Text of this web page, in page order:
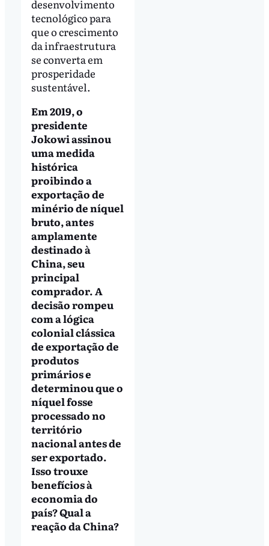
desenvolvimento
tecnológico para
que o crescimento
da infraestrutura
se converta em
prosperidade
sustentável.
Em 2019, o
presidente
Jokowi assinou
uma medida
histórica
proibindo a
exportação de
minério de níquel
bruto, antes
amplamente
destinado à
China, seu
principal
comprador. A
decisão rompeu
com a lógica
colonial clássica
de exportação de
produtos
primários e
determinou que o
níquel fosse
processado no
território
nacional antes de
ser exportado.
Isso trouxe
benefícios à
economia do
país? Qual a
reação da China?